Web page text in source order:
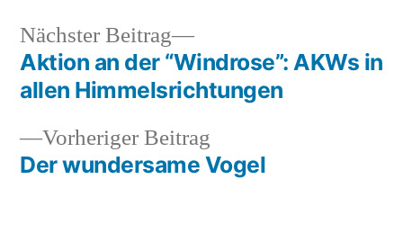
Beitrags-
Navigation
Vorheriger Beitrag
Beitrag:
Der wundersame Vogel
Nächster Beitrag
Nächster
Beitrag:
Aktion an der “Windrose”: AKWs in
allen Himmelsrichtungen